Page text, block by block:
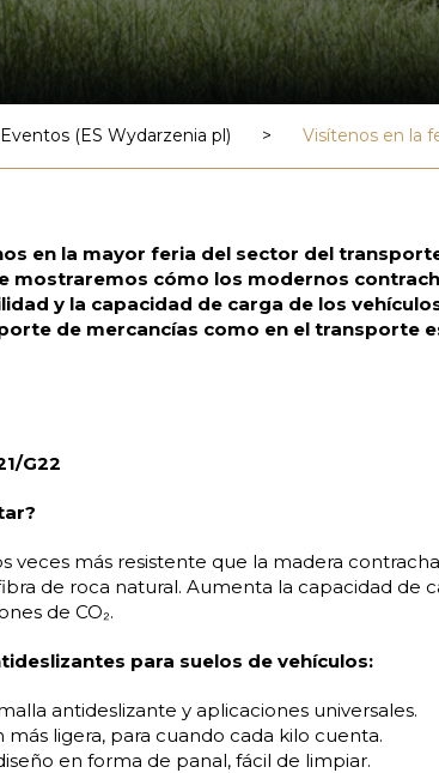
Eventos (ES Wydarzenia pl) > Visítenos en la
en la mayor feria del sector del
mostraremos cómo los modernos
y la capacidad de carga de los
de mercancías como en el transporte
G22
veces más resistente que la madera
de roca natural. Aumenta la capacidad de
de CO₂.
para suelos de vehículos:
antideslizante y aplicaciones universales.
más ligera, para cuando cada kilo cuenta.
en forma de panal, fácil de limpiar.